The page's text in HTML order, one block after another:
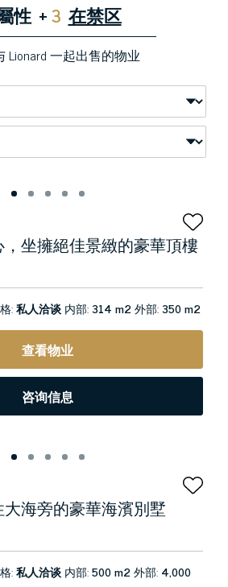
性 +3 在禁区
Lionard 一起出售的物业
坐擁絕佳景緻的豪華頂樓
:私人洽谈 内部:314 m2外部:350 m2
查看物业
咨询信息
海旁的豪華海濱別墅
:私人洽谈 内部:500 m2外部: 4,000